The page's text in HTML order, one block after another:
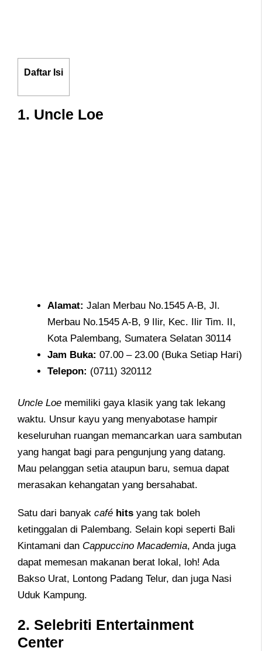
Daftar Isi
1. Uncle Loe
Alamat: Jalan Merbau No.1545 A-B, Jl.
Merbau No.1545 A-B, 9 Ilir, Kec. Ilir Tim. II,
Kota Palembang, Sumatera Selatan 30114
Jam Buka: 07.00 – 23.00 (Buka Setiap Hari)
Telepon: (0711) 320112
Uncle Loe memiliki gaya klasik yang tak lekang
waktu. Unsur kayu yang menyabotase hampir
keseluruhan ruangan memancarkan uara sambutan
yang hangat bagi para pengunjung yang datang.
Mau pelanggan setia ataupun baru, semua dapat
merasakan kehangatan yang bersahabat.
Satu dari banyak café hits yang tak boleh
ketinggalan di Palembang. Selain kopi seperti Bali
Kintamani dan Cappuccino Macademia, Anda juga
dapat memesan makanan berat lokal, loh! Ada
Bakso Urat, Lontong Padang Telur, dan juga Nasi
Uduk Kampung.
2. Selebriti Entertainment
Center